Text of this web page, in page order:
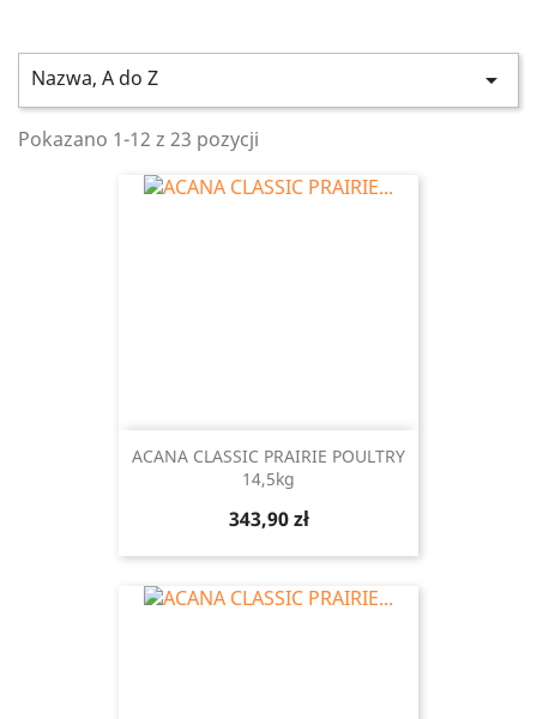
Nazwa, A do Z 
Pokazano 1-12 z 23 pozycji
ACANA CLASSIC PRAIRIE POULTRY
14,5kg
Cena
343,90 zł